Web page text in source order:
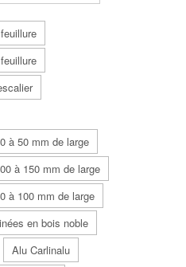
à 50 mm de large
à 150 mm de large
à 100 mm de large
en bois noble
Alu Carlinalu